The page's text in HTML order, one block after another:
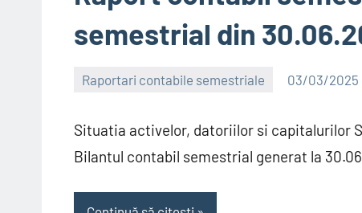
semestrial din
Raportari contabile semestriale 03/03/2025
Alexandru
Situatia activelor, datoriilor si capitalurilor
Bilantul contabil semestrial generat la